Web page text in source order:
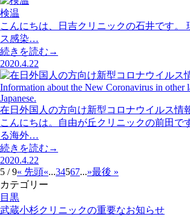
検温
こんにちは、日吉クリニックの石井です。
ス感染…
続きを読む→
2020.4.22
在日外国人の方向け新型コロナウイルス情
こんにちは。自由が丘クリニックの前田で
る海外…
続きを読む→
2020.4.22
5 / 9« 先頭«...34567...»最後 »
カテゴリー
目黒
武蔵小杉クリニックの重要なお知らせ